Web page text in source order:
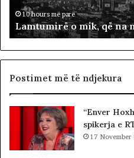
m
i
k
,
d
10 hours më parë
Lamtumirë o mik, që na
Postimet më të ndjekura
“Enver
spikerja e
17 November